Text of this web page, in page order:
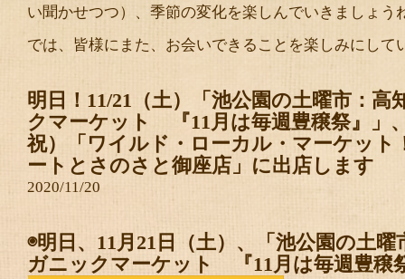
い聞かせつつ）、季節の変化を楽しんでいきましょう
では、皆様にまた、お会いできることを楽しみにして
明日！11/21（土）「池公園の土曜市：高
クマーケット 『11月は毎週豊穣祭』」
祝）「ワイルド・ローカル・マーケット
ートとさのさと御座店」に出店します
2020/11/20
◉明日、11月21日（土）、「池公園の土曜
ガニックマーケット 『11月は毎週豊穣